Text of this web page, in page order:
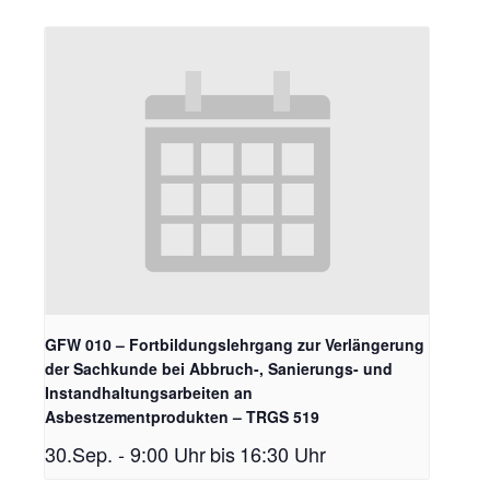
GFW 010 – Fortbildungslehrgang zur Verlängerung
der Sachkunde bei Abbruch-, Sanierungs- und
Instandhaltungsarbeiten an
Asbestzementprodukten – TRGS 519
30.Sep. - 9:00 Uhrbis16:30 Uhr